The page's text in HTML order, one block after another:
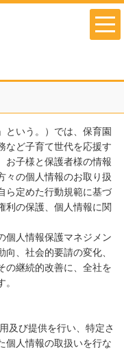
という。）では、保育園
など子育て世代を応援す
お子様と保護者様の情報
々の個人情報のお取り扱
ら定めた行動規範に基づ
利の保護、個人情報に関
個人情報保護マネジメン
、社会的要請の変化、
の継続的改善に、全社を
及び提供を行い、特定さ
個人情報の取扱いを行な